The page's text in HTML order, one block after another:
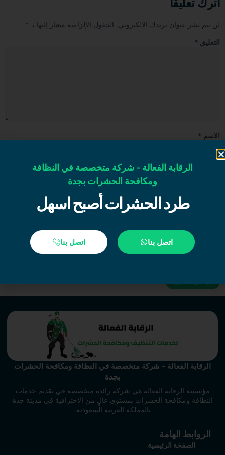
لن يتم نشر عنوان بريدك الإلكتروني. الحقول الإلزامية مشار إليها بـ *
التعليق *
الاسم *
البريد الإلكتروني*
الموقع الإلكتروني
احفظ اسمي، بريدي الإلكتروني، والموقع الإلكتروني في هذا المتصفح
الرقابة الفعالة - شركة متخصصة في النظافة ومكافحة الحشرات
بجدة
مؤسسة الرقابة الفعالة هي شركة رائدة متخصصة في تقديم خدمات
النظافة ومكافحة الحشرات بمستوى عالٍ من الاحترافية في مدينة جدة
بالمملكة العربية السعودية.
الروابط الهامة
الصفخة الرئيسية
الرقابة الفعالة - شركة متخصصة في النظافة
ومكافحة الحشرات بجدة
طرد الحشرات أصبح اسهل
اتصل بنا اتصل بنا